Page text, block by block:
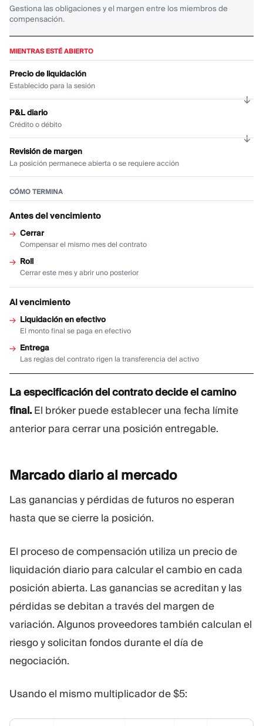
Gestiona las obligaciones y el margen entre los miembros de
compensación.
MIENTRAS ESTÉ ABIERTO
Precio de liquidación
Establecido para la sesión
P&L diario
Crédito o débito
Revisión de margen
La posición permanece abierta o se requiere acción
CÓMO TERMINA
Antes del vencimiento
Cerrar
Compensar el mismo mes del contrato
Roll
Cerrar este mes y abrir uno posterior
Al vencimiento
Liquidación en efectivo
El monto final se paga en efectivo
Entrega
Las reglas del contrato rigen la transferencia del activo
La especificación del contrato decide el camino
final.El bróker puede establecer una fecha límite
anterior para cerrar una posición entregable.
Marcado diario al mercado
Las ganancias y pérdidas de futuros no esperan
hasta que se cierre la posición.
El proceso de compensación utiliza un precio de
liquidación diario para calcular el cambio en cada
posición abierta. Las ganancias se acreditan y las
pérdidas se debitan a través del margen de
variación. Algunos proveedores también calculan el
riesgo y solicitan fondos durante el día de
negociación.
Usando el mismo multiplicador de $5: